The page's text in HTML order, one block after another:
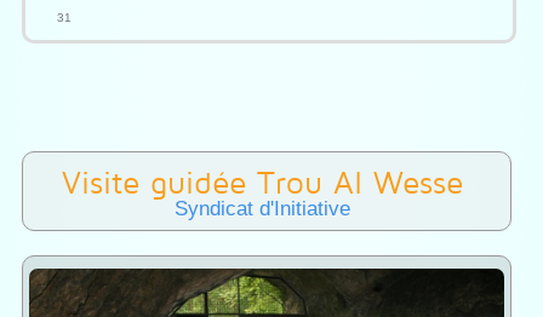
31
Visite guidée Trou Al Wesse
Syndicat d'Initiative